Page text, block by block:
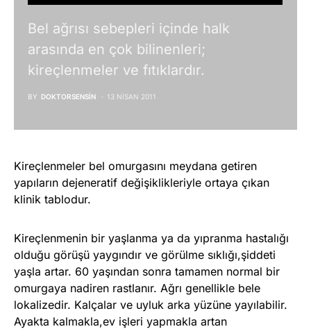
Bel ağrısı sebepleri içinde halk
arasında en çok bilinenleri;
kireçlenmeler ve fıtıklardır.
BY DOKTORSENSIN 13 NISAN 2011
Kireçlenmeler bel omurgasını meydana getiren
yapıların dejeneratif değişiklikleriyle ortaya çıkan
klinik tablodur.
Kireçlenmenin bir yaşlanma ya da yıpranma hastalığı
olduğu görüşü yaygındır ve görülme sıklığı,şiddeti
yaşla artar. 60 yaşından sonra tamamen normal bir
omurgaya nadiren rastlanır. Ağrı genellikle bele
lokalizedir. Kalçalar ve uyluk arka yüzüne yayılabilir.
Ayakta kalmakla,ev işleri yapmakla artan